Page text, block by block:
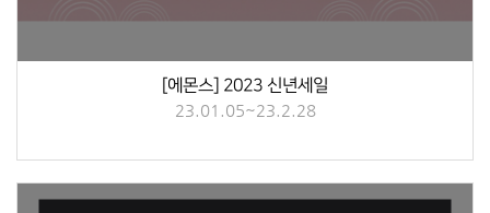
[에몬스] 2023 신년세일
23.01.05~23.2.28